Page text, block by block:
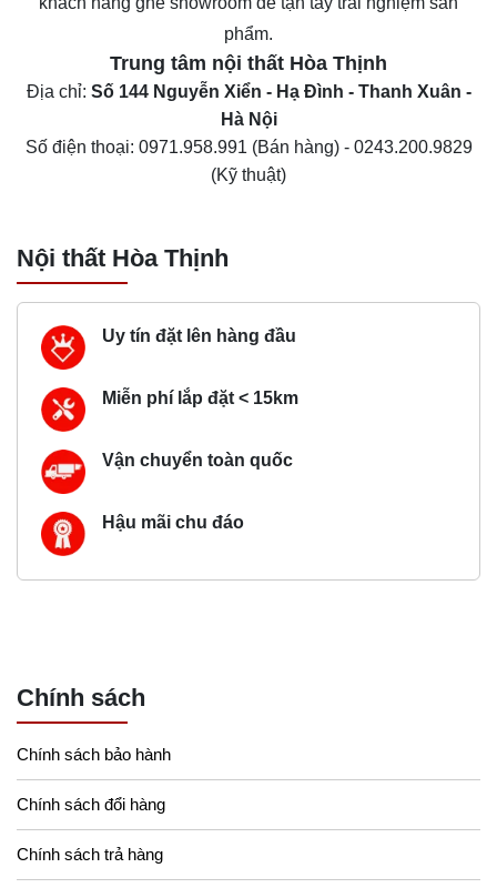
phẩm.
Trung tâm nội thất Hòa Thịnh
Địa chỉ: Số 144 Nguyễn Xiển - Hạ Đình - Thanh Xuân -
Hà Nội
Số điện thoại: 0971.958.991 (Bán hàng) - 0243.200.9829
(Kỹ thuật)
Nội thất Hòa Thịnh
Uy tín đặt lên hàng đầu
Miễn phí lắp đặt < 15km
Vận chuyển toàn quốc
Hậu mãi chu đáo
Chính sách
Chính sách bảo hành
Chính sách đổi hàng
Chính sách trả hàng